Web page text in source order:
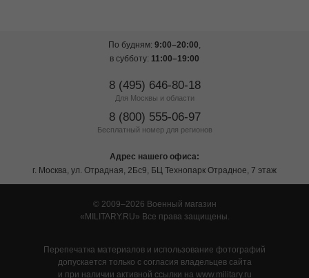
По будням: 9:00–20:00,
в субботу: 11:00–19:00
8 (495) 646-80-18
Для Москвы и области
8 (800) 555-06-97
Бесплатный номер для регионов
Адрес нашего офиса:
г. Москва, ул. Отрадная, 2Бс9, БЦ Технопарк Отрадное, 7 этаж
© 2009–2026 Военный магазин
MILITARY.RU
Все права защищены.
Перепечатка материалов и использование фотографий
допускается только с согласия владельцев сайта
и при наличии активной ссылки на www.military.ru